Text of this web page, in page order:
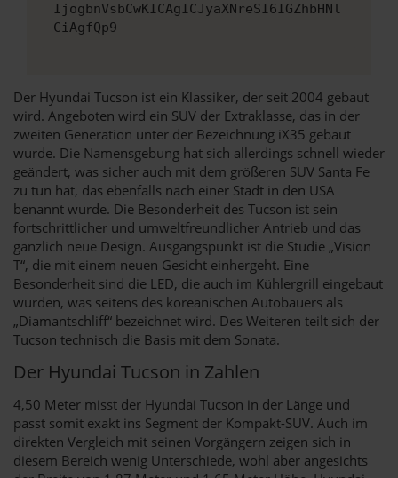
IjogbnVsbCwKICAgICJyaXNreSI6IGZhbHNl
CiAgfQp9
Der Hyundai Tucson ist ein Klassiker, der seit 2004 gebaut
wird. Angeboten wird ein SUV der Extraklasse, das in der
zweiten Generation unter der Bezeichnung iX35 gebaut
wurde. Die Namensgebung hat sich allerdings schnell wieder
geändert, was sicher auch mit dem größeren SUV Santa Fe
zu tun hat, das ebenfalls nach einer Stadt in den USA
benannt wurde. Die Besonderheit des Tucson ist sein
fortschrittlicher und umweltfreundlicher Antrieb und das
gänzlich neue Design. Ausgangspunkt ist die Studie „Vision
T“, die mit einem neuen Gesicht einhergeht. Eine
Besonderheit sind die LED, die auch im Kühlergrill eingebaut
wurden, was seitens des koreanischen Autobauers als
„Diamantschliff“ bezeichnet wird. Des Weiteren teilt sich der
Tucson technisch die Basis mit dem Sonata.
Der Hyundai Tucson in Zahlen
4,50 Meter misst der Hyundai Tucson in der Länge und
passt somit exakt ins Segment der Kompakt-SUV. Auch im
direkten Vergleich mit seinen Vorgängern zeigen sich in
diesem Bereich wenig Unterschiede, wohl aber angesichts